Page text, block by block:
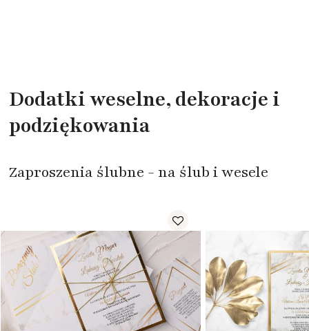
Dodatki weselne, dekoracje i
podziękowania
Zaproszenia ślubne - na ślub i wesele